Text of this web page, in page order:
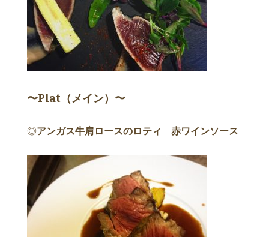
〜Plat（メイン）〜
◎アンガス牛肩ロースのロティ 赤ワインソース